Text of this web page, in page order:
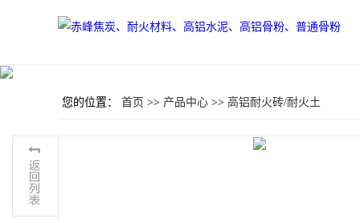
您的位置： 首页 >> 产品中心 >> 高铝耐火砖/耐火土